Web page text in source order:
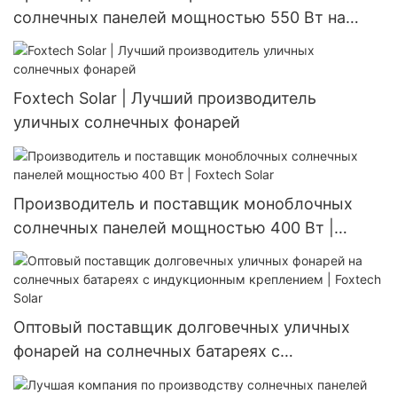
солнечных панелей мощностью 550 Вт на
заказ | Foxtech Solar
Foxtech Solar | Лучший производитель
уличных солнечных фонарей
Производитель и поставщик моноблочных
солнечных панелей мощностью 400 Вт |
Foxtech Solar
Оптовый поставщик долговечных уличных
фонарей на солнечных батареях с
индукционным креплением | Foxtech Solar